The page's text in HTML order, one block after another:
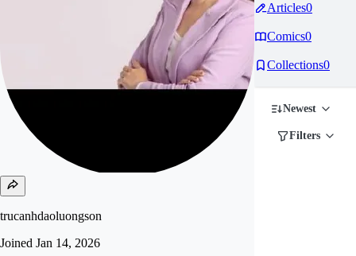
trucanhdaoluongson
Joined Jan 14, 2026
Articles0
Comics0
Collections0
Newest
Filters